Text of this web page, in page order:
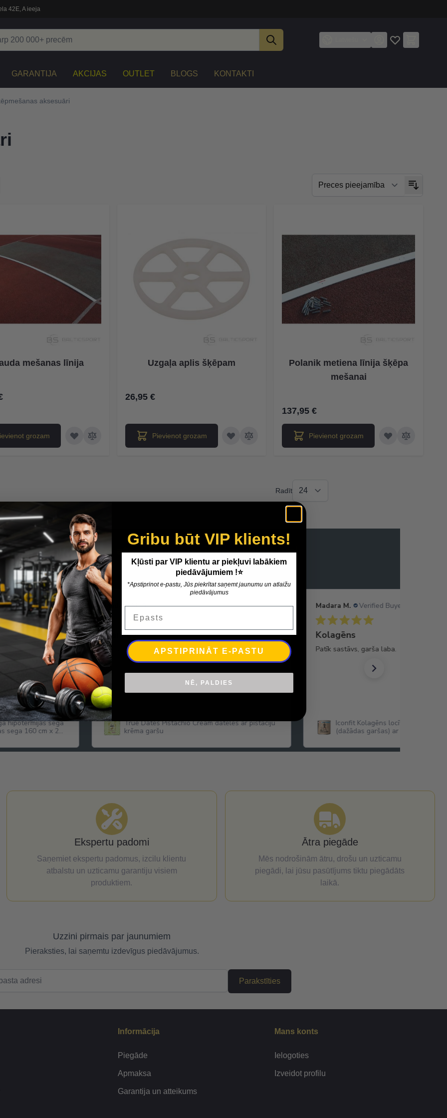
42E, A ieeja
GARANTIJA AKCIJAS OUTLET BLOGS KONTAKTI
aksesuāri
mešanas līnija
grozam
Uzgaļa aplis šķēpam
26,95 €
Pievienot grozam
Polanik metiena līnija šķēpa
mešanai
137,95 €
Pievienot grozam
Radīt
Īstas atsauksmes no īstiem klientiem!
440 reviews
sega gan
siltumu )
hipotermijas sega
sega 160 cm x 210
Madara M. Verified Buyer
Garšīgas
Pistāciju garša maiga.
True Dates Pistachio Cream dateles ar pistāciju
krēma garšu
Madara M. Verified Buyer
Kolagēns
Patīk sastāvs, garša laba.
Iconfit Kolagēns locītavām Joint
(dažādas garšas) ar Glikozamīnu,
Ekspertu padomi
Saņemiet ekspertu padomus, izcilu klientu
atbalstu un uzticamu garantiju visiem
produktiem.
Ātra piegāde
Mēs nodrošinām ātru, drošu un uzticamu
piegādi, lai jūsu pasūtījums tiktu piegādāts
laikā.
Uzzini pirmais par jaunumiem
Pieraksties, lai saņemtu izdevīgus piedāvājumus.
Parakstīties
Informācija
Piegāde
Apmaksa
Garantija un atteikums
Mans konts
Ielogoties
Izveidot profilu
Gribu būt VIP klients!
Kļūsti par VIP klientu ar piekļuvi labākiem
piedāvājumiem !⭐
*Apstiprinot e-pastu, Jūs piekrītat saņemt jaunumu un atlaižu
piedāvājumus
APSTIPRINĀT E-PASTU
NĒ, PALDIES